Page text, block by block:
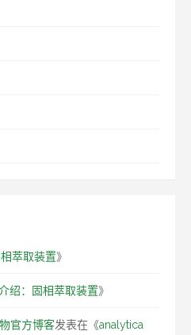
萃取装置》
绍：固相萃取装置》
官方博客发表在《analytica